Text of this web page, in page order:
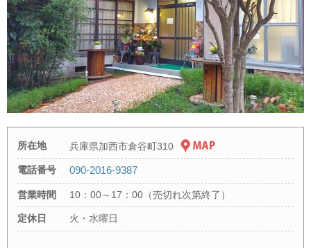
所在地 兵庫県加西市倉谷町310
電話番号 090-2016-9387
営業時間 10：00～17：00（売切れ次第終了）
定休日 火・水曜日